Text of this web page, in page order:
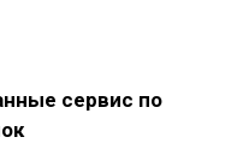
сервис по